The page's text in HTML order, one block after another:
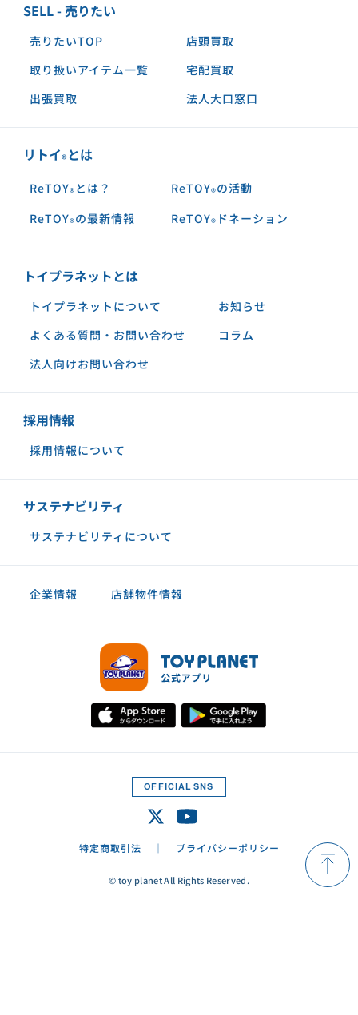
SELL - 売りたい
売りたいTOP
店頭買取
取り扱いアイテム一覧
宅配買取
出張買取
法人大口窓口
リトイ®︎とは
ReTOY®︎とは？ ReTOY®︎の活動
ReTOY®︎の最新情報 ReTOY®︎ ドネーション
トイプラネットとは
トイプラネットについて
お知らせ
よくある質問・お問い合わせ
コラム
法人向けお問い合わせ
採用情報
採用情報について
サステナビリティ
サステナビリティについて
企業情報 店舗物件情報
OFFICIAL SNS
特定商取引法 プライバシーポリシー
© toy planet All Rights Reserved.